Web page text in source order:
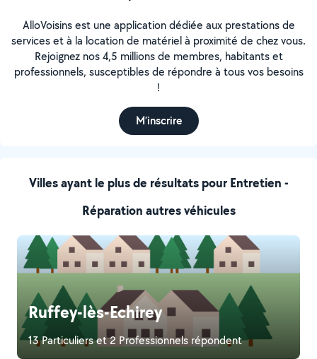
Villes ayant le plus de résultats pour Entretien -
Réparation autres véhicules
Ruffey-lès-Echirey
13 Particuliers et 2 Professionnels répondent
AlloVoisins est une application dédiée aux prestations de
services et à la location de matériel à proximité de chez vous.
Rejoignez nos 4,5 millions de membres, habitants et
professionnels, susceptibles de répondre à tous vos besoins
!
M’inscrire